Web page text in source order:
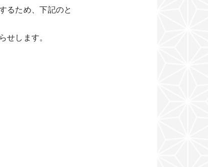
るため、下記のと
せします。